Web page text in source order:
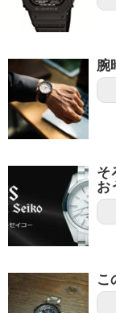
腕
そ
お
こ